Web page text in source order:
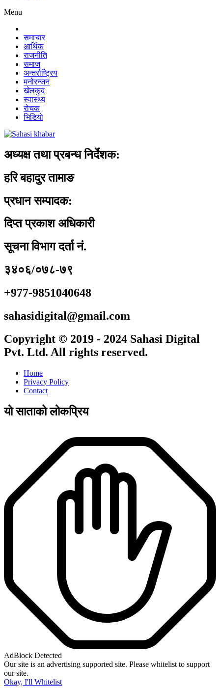
Menu
समाचार
आर्थिक
राजनीति
समाज
अन्तर्राष्ट्रिय
मनोरन्जन
खेलकुद
स्वास्थ्य
रोचक
भिडियो
अध्यक्ष तथा प्रबन्ध निर्देशक:
हरि बहादुर तामाङ
प्रधान सम्पादक:
दिप्त प्रकाश अधिकारी
सूचना विभाग दर्ता नं.
३४०६/०७८-७९
+977-9851040648
sahasidigital@gmail.com
Copyright © 2019 - 2024 Sahasi Digital
Pvt. Ltd. All rights reserved.
Home
Privacy Policy
Contact
यो साताको लोकप्रिय
AdBlock Detected
Our site is an advertising supported site. Please whitelist to support
our site.
Okay, I'll Whitelist